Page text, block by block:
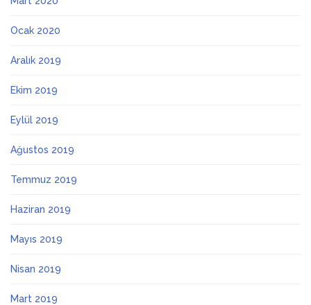
Ocak 2020
Aralık 2019
Ekim 2019
Eylül 2019
Ağustos 2019
Temmuz 2019
Haziran 2019
Mayıs 2019
Nisan 2019
Mart 2019